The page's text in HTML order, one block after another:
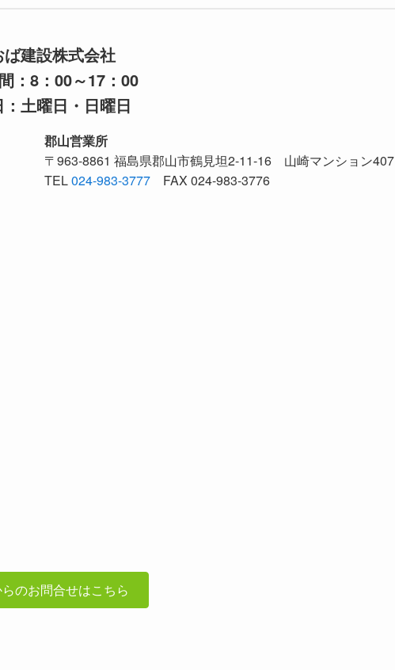
ば建設株式会社
：8：00～17：00
土曜日・日曜日
郡山営業所
〒963-8861 福島県郡山市鶴見坦2-11-16 山崎マンション407
TEL024-983-3777 FAX 024-983-3776
のお問合せはこちら